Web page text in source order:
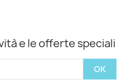
e le offerte speciali